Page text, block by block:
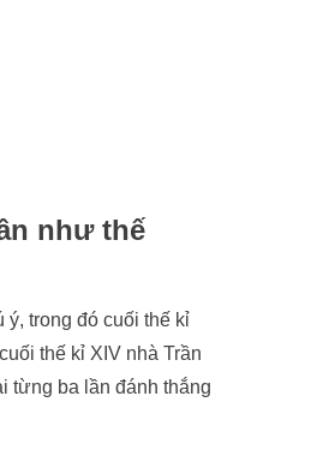
như thế
ý, trong đó cuối thế kỉ
thế kỉ XIV nhà Trần
từng ba lần đánh thắng